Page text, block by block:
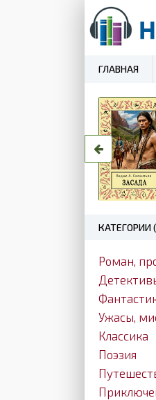
ГЛАВНАЯ
Роман,
Ужасы,
Классика
Поэзия